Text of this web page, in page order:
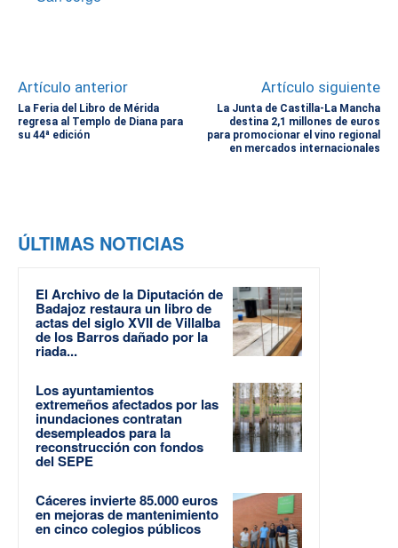
Artículo anterior
La Feria del Libro de Mérida
regresa al Templo de Diana para
su 44ª edición
Artículo siguiente
La Junta de Castilla-La Mancha
destina 2,1 millones de euros
para promocionar el vino regional
en mercados internacionales
ÚLTIMAS NOTICIAS
El Archivo de la Diputación de
Badajoz restaura un libro de
actas del siglo XVII de Villalba
de los Barros dañado por la
riada...
Los ayuntamientos
extremeños afectados por las
inundaciones contratan
desempleados para la
reconstrucción con fondos
del SEPE
Cáceres invierte 85.000 euros
en mejoras de mantenimiento
en cinco colegios públicos